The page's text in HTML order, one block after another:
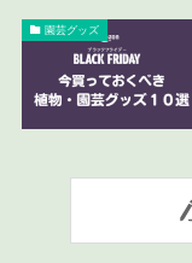
園芸グッズ